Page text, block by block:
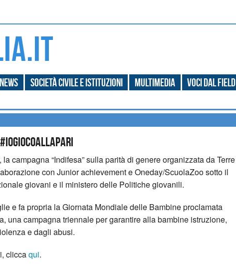
News Società civile e Istituzioni Multimedia Voci dal field
campagna “Indifesa” sulla parità di genere organizzata da Terre
con Junior achievement e Oneday/ScuolaZoo sotto il
giovani e il ministero delle Politiche giovanili.
e fa propria la Giornata Mondiale delle Bambine proclamata
una campagna triennale per garantire alla bambine istruzione,
e dagli abusi.
cliccaqui.